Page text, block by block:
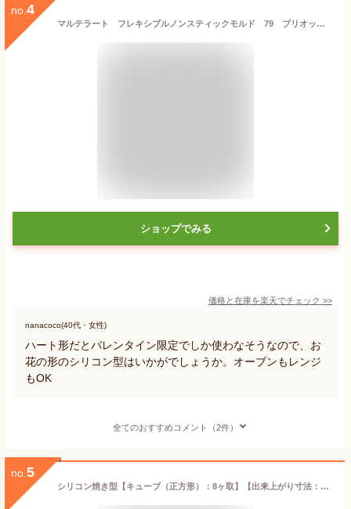
no. 4
マルテラート フレキシブルノンスティックモルド 79 ブリオッシュ 6ケ取 SF035 WSL-50[関連：Martellato イタリア ブランド 製菓用品 お菓子作り 焼型 オーブン 電子レンジ 冷凍 食器洗浄機 対応 シリコン型]
ショップでみる
価格と在庫を楽天でチェック >>
nanacoco(40代・女性)
ハート形だとバレンタイン限定でしか使わなそうなので、お
花の形のシリコン型はいかがでしょうか。オーブンもレンジ
もOK
全てのおすすめコメント（2件）
no. 5
シリコン焼き型【キューブ（正方形）：8ヶ取】【出来上がり寸法：50x50x50mm】本体サイズ：300x175mm シリコン型 オーブン対応 食器洗浄機対応 電子レンジ対応 シリコマート シリコンフレックス デザート ドルチェ 家庭用 業務用 キューブ 立方体